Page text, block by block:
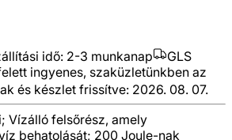
idő: 2-3 munkanap
GLS
ingyenes, szaküzletünkben az
és készlet frissítve: 2026. 08. 07.
Vízálló felsőrész, amely
behatolását; 200 Joule-nak